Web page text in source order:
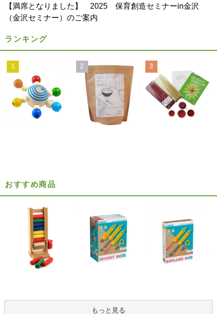
【満席となりました】 2025 保育創造セミナーin金沢
（金沢セミナー）のご案内
ランキング
1 2 3
おすすめ商品
もっと見る